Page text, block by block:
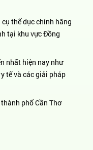
thể dục chính hãng
tại khu vực Đồng
nhất hiện nay như
tế và các giải pháp
phố Cần Thơ